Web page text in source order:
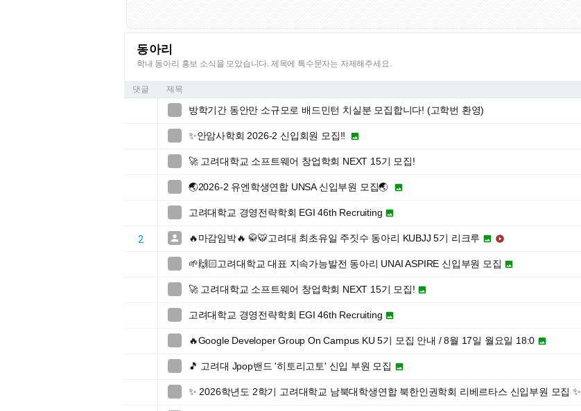
동아리
학내 동아리 홍보 소식을 모았습니다. 제목에 특수문자는 자제해주세요.
댓글 제목
방학기간 동안만 소규모로 배드민턴 치실분 모집합니다! (고학번 환영)
✨안암사학회 2026-2 신입회원 모집‼️ 
🚀 고려대학교 소프트웨어 창업학회 NEXT 15기 모집!
🌏2026-2 유엔학생연합 UNSA 신입부원 모집🌏 
고려대학교 경영전략학회 EGI 46th Recruiting 
2  🔥마감임박🔥 🥋🐯고려대 최초유일 주짓수 동아리 KUBJJ 5기 리크루  
🌱🙌🏻고려대학교 대표 지속가능발전 동아리 UNAI ASPIRE 신입부원 모집 
🚀 고려대학교 소프트웨어 창업학회 NEXT 15기 모집! 
고려대학교 경영전략학회 EGI 46th Recruiting 
🔥Google Developer Group On Campus KU 5기 모집 안내 / 8월 17일 월요일 18:0 
🎵 고려대 Jpop밴드 '히토리고토' 신입 부원 모집 
✨ 2026학년도 2학기 고려대학교 남북대학생연합 북한인권학회 리베르타스 신입부원 모집 ✨